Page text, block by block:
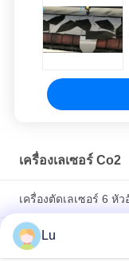
เครื่องเลเซอร์ Co2
เครื่องตัดเลเซอร์ 6 หั
เครื่องตัดและแกะสลักด้
100 วัตต์
Lu